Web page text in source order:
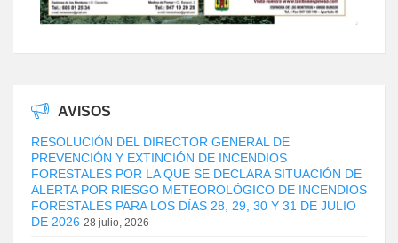
AVISOS
RESOLUCIÓN DEL DIRECTOR GENERAL DE
PREVENCIÓN Y EXTINCIÓN DE INCENDIOS
FORESTALES POR LA QUE SE DECLARA SITUACIÓN DE
ALERTA POR RIESGO METEOROLÓGICO DE INCENDIOS
FORESTALES PARA LOS DÍAS 28, 29, 30 Y 31 DE JULIO
DE 2026 28 julio, 2026